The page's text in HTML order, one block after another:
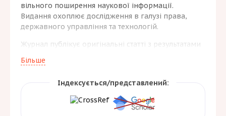
вільного поширення наукової інформації.
Видання охоплює дослідження в галузі права,
державного управління та технологій.
Журнал публікує оригінальні статті з результатами
розробок у сфері права. Метою видання є
сприяння розвитку міжнародної спільноти
фахівців, обмін досвідом між провідними
вченими та молодими дослідниками, а також
Більше
Індексується/представлений: